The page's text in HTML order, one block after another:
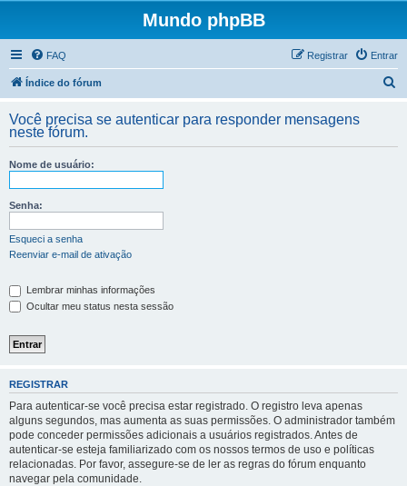
Mundo phpBB
FAQ Entrar
Registrar
Índice do fórum
q
Você precisa se autenticar para responder mensagens
neste fórum.
Nome de usuário:
Senha:
Esqueci a senha
Reenviar e-mail de ativação
Lembrar minhas informações
Ocultar meu status nesta sessão
REGISTRAR
Para autenticar-se você precisa estar registrado. O registro leva apenas
alguns segundos, mas aumenta as suas permissões. O administrador também
pode conceder permissões adicionais a usuários registrados. Antes de
autenticar-se esteja familiarizado com os nossos termos de uso e políticas
relacionadas. Por favor, assegure-se de ler as regras do fórum enquanto
navegar pela comunidade.